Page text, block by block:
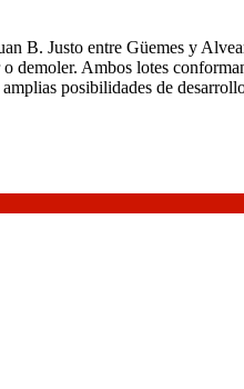
B. Justo entre Güemes y
demoler. Ambos lotes
posibilidades de